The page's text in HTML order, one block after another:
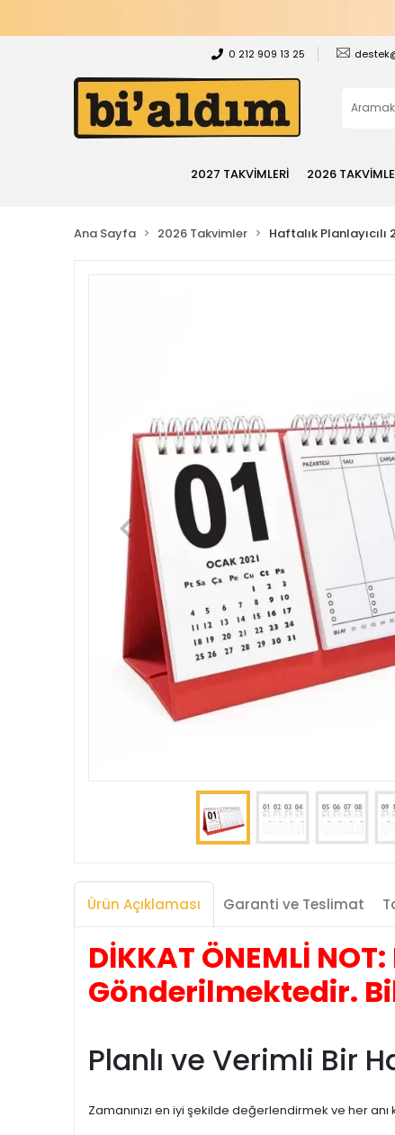
0 212 909 13 25
2027 TAKVİMLERİ 2026
Ana Sayfa 2026 Takvimler Haftalık
Ürün Açıklaması Garanti ve Teslimat
DİKKAT ÖNEMLİ
Gönderilmektedir.
Planlı ve Verimli Bir
Zamanınızı en iyi şekilde değerlendirmek ve her